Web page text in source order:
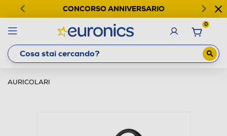
CONCORSO ANNIVERSARIO
0
AURICOLARI